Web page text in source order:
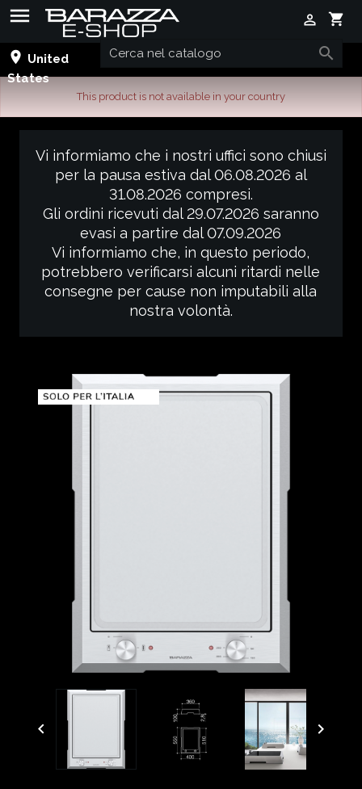
This product is not available in your country

place United
States
shopping_cart


Vi informiamo che i nostri uffici sono chiusi
per la pausa estiva dal 06.08.2026 al
31.08.2026 compresi.
Gli ordini ricevuti dal 29.07.2026 saranno
evasi a partire dal 07.09.2026
Vi informiamo che, in questo periodo,
potrebbero verificarsi alcuni ritardi nelle
consegne per cause non imputabili alla
nostra volontà.
 